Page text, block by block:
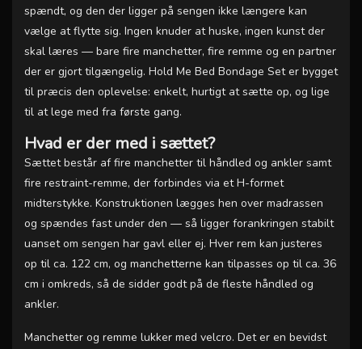
spændt, og den der ligger på sengen ikke længere kan
vælge at flytte sig. Ingen knuder at huske, ingen kunst der
skal læres — bare fire manchetter, fire remme og en partner
der er gjort tilgængelig. Hold Me Bed Bondage Set er bygget
til præcis den oplevelse: enkelt, hurtigt at sætte op, og lige
til at lege med fra første gang.
Hvad er der med i sættet?
Sættet består af fire manchetter til håndled og ankler samt
fire restraint-remme, der forbindes via et H-formet
midterstykke. Konstruktionen lægges hen over madrassen
og spændes fast under den — så ligger forankringen stabilt
uanset om sengen har gavl eller ej. Hver rem kan justeres
op til ca. 122 cm, og manchetterne kan tilpasses op til ca. 36
cm i omkreds, så de sidder godt på de fleste håndled og
ankler.
Manchetter og remme lukker med velcro. Det er en bevidst